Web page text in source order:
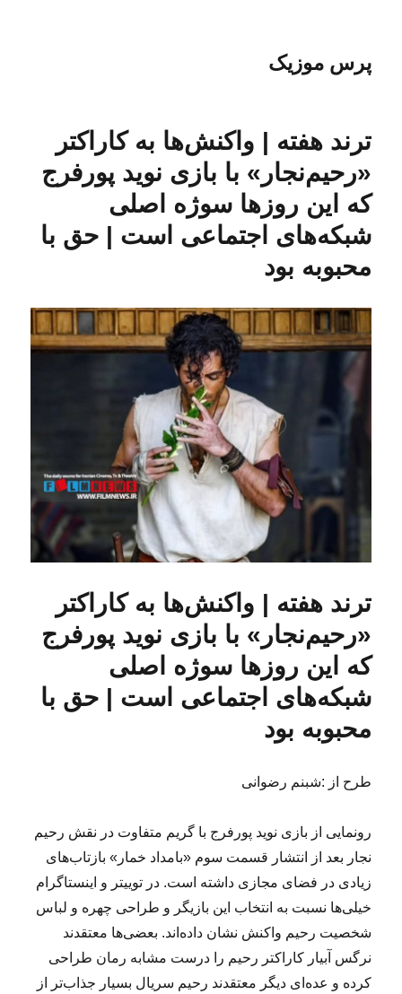
پرس موزیک
ترند هفته | واکنش‌ها به کاراکتر
«رحیم‌نجار» با بازی نوید پورفرج
که این روزها سوژه اصلی
شبکه‌های اجتماعی است | حق با
محبوبه بود
ترند هفته | واکنش‌ها به کاراکتر
«رحیم‌نجار» با بازی نوید پورفرج
که این روزها سوژه اصلی
شبکه‌های اجتماعی است | حق با
محبوبه بود
طرح از :شبنم رضوانی
رونمایی از بازی نوید پورفرج با گریم متفاوت در نقش رحیم
نجار بعد از انتشار قسمت سوم «بامداد خمار» بازتاب‌های
زیادی در فضای مجازی داشته است. در توییتر و اینستاگرام
خیلی‌ها نسبت به انتخاب این بازیگر و طراحی چهره و لباس
شخصیت رحیم واکنش نشان داده‌اند. بعضی‌ها معتقدند
نرگس آبیار کاراکتر رحیم را درست مشابه رمان طراحی
کرده و عده‌ای دیگر معتقدند رحیم سریال بسیار جذاب‌تر از